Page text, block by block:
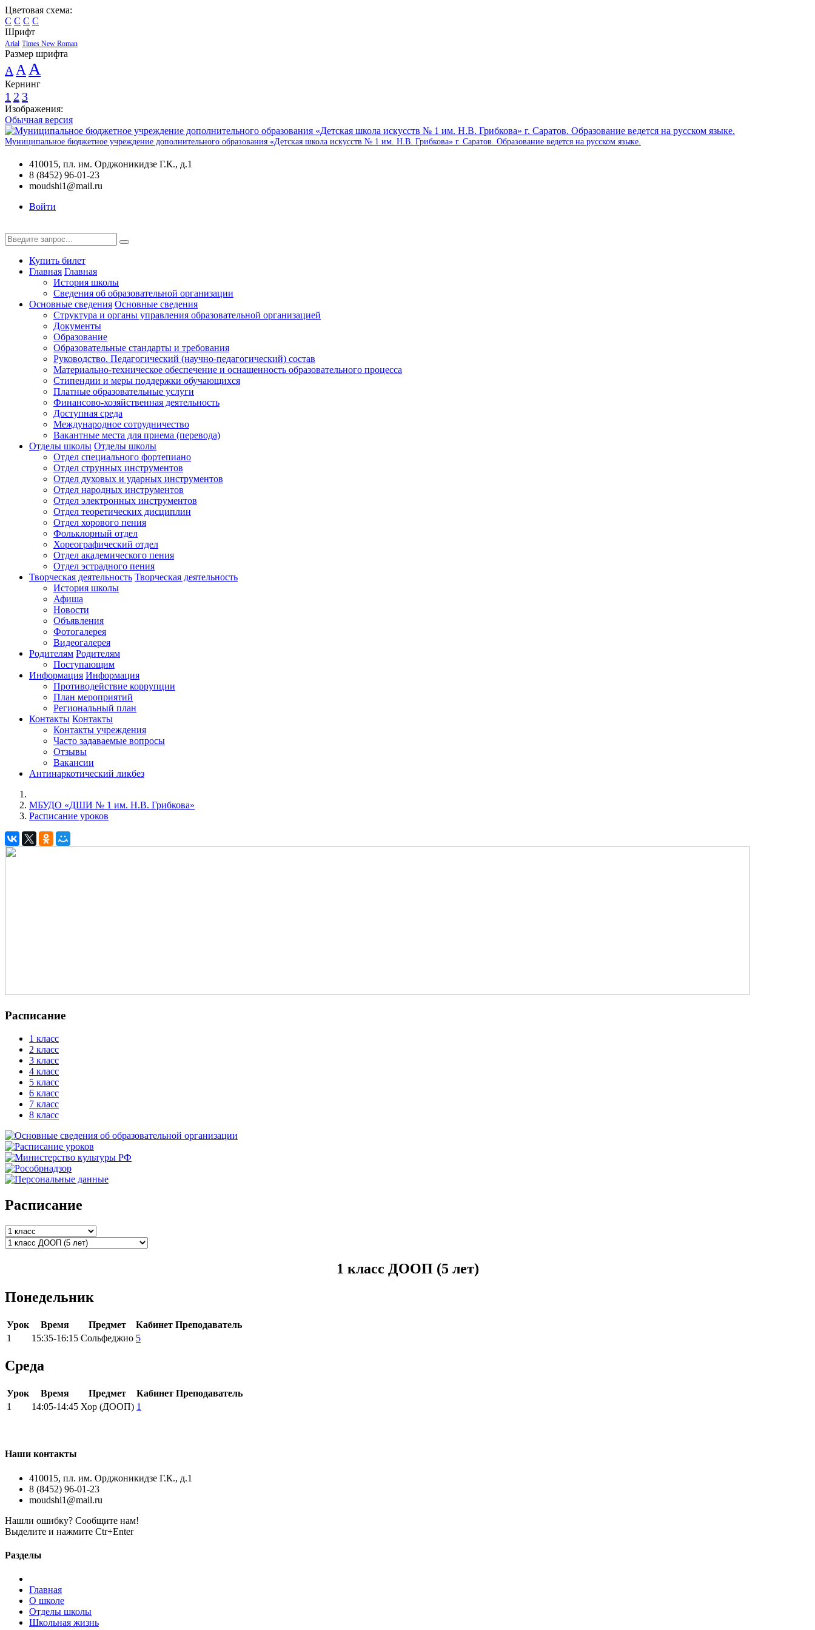
Цветовая схема:
C C C C
Шрифт
Arial Times New Roman
Размер шрифта
A A A
Кернинг
1 2 3
Изображения:
Обычная версия
Муниципальное бюджетное учреждение дополнительного образования «Детская школа искусств № 1 им. Н.В. Грибкова» г. Cаратов. Образование ведется на русском языке.
410015, пл. им. Орджоникидзе Г.К., д.1
8 (8452) 96-01-23
moudshi1@mail.ru
Войти
Купить билет
Главная Главная
История школы
Сведения об образовательной организации
Основные сведения Основные сведения
Структура и органы управления образовательной организацией
Документы
Образование
Образовательные стандарты и требования
Руководство. Педагогический (научно-педагогический) состав
Материально-техническое обеспечение и оснащенность образовательного процесса
Стипендии и меры поддержки обучающихся
Платные образовательные услуги
Финансово-хозяйственная деятельность
Доступная среда
Международное сотрудничество
Вакантные места для приема (перевода)
Отделы школы Отделы школы
Отдел специального фортепиано
Отдел струнных инструментов
Отдел духовых и ударных инструментов
Отдел народных инструментов
Отдел электронных инструментов
Отдел теоретических дисциплин
Отдел хорового пения
Фольклорный отдел
Хореографический отдел
Отдел академического пения
Отдел эстрадного пения
Творческая деятельность Творческая деятельность
История школы
Афиша
Новости
Объявления
Фотогалерея
Видеогалерея
Родителям Родителям
Поступающим
Информация Информация
Противодействие коррупции
План мероприятий
Региональный план
Контакты Контакты
Контакты учреждения
Часто задаваемые вопросы
Отзывы
Вакансии
Антинаркотический ликбез
МБУДО «ДШИ № 1 им. Н.В. Грибкова»
Расписание уроков
Расписание
1 класс
2 класс
3 класс
4 класс
5 класс
6 класс
7 класс
8 класс
Расписание
1 класс ДООП (5 лет)
Понедельник
Урок Время Предмет Кабинет Преподаватель
1
15:35-16:15 Сольфеджио 5
Среда
Урок Время Предмет Кабинет Преподаватель
1
14:05-14:45 Хор (ДООП) 1
Наши контакты
410015, пл. им. Орджоникидзе Г.К., д.1
8 (8452) 96-01-23
moudshi1@mail.ru
Нашли ошибку? Сообщите нам!
Выделите и нажмите Ctr+Enter
Разделы
Главная
О школе
Отделы школы
Школьная жизнь